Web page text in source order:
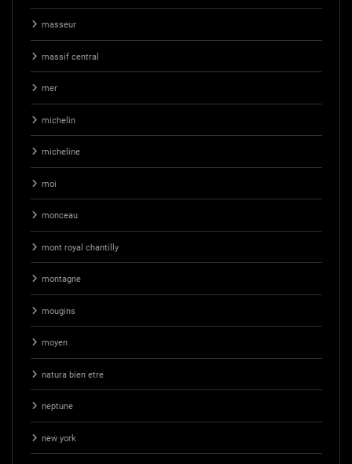
masseur
massif central
mer
michelin
micheline
moi
monceau
mont royal chantilly
montagne
mougins
moyen
natura bien etre
neptune
new york